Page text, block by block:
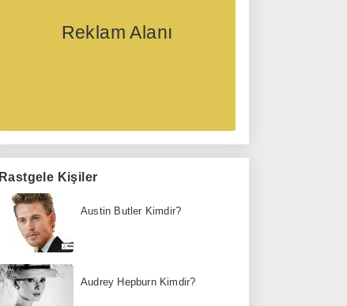
Reklam Alanı
Rastgele Kişiler
Austin Butler Kimdir?
Audrey Hepburn Kimdir?